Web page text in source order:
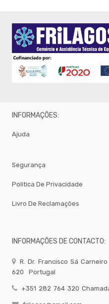
INFORMAÇÕES:
Ajuda
Segurança
Politica De Privacidade
Livro De Reclamações
INFORMAÇÕES DE CONTACTO:
R. Dr. Francisco Sá Carneiro
620
Portugal
+351 282 764 320